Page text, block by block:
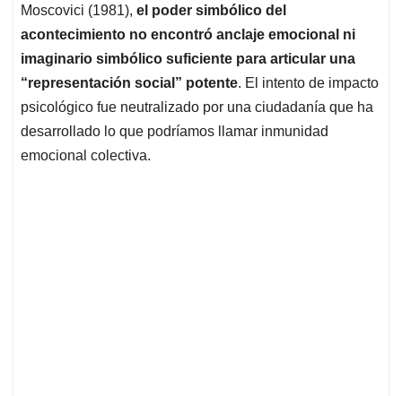
Moscovici (1981), el poder simbólico del
acontecimiento no encontró anclaje emocional ni
imaginario simbólico suficiente para articular una
“representación social” potente. El intento de impacto
psicológico fue neutralizado por una ciudadanía que ha
desarrollado lo que podríamos llamar inmunidad
emocional colectiva.